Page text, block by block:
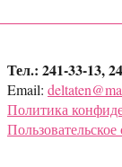
Тел.: 241-33-13,
Email:
Политика